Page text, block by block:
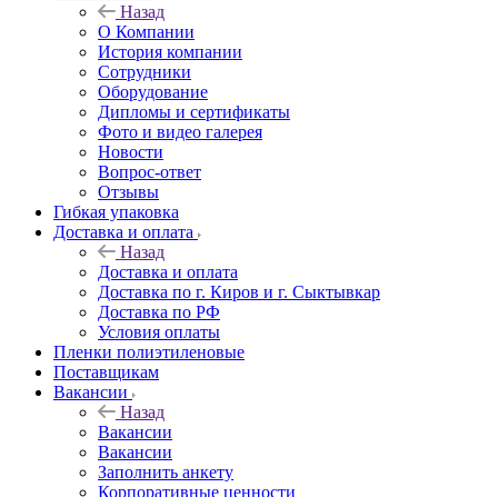
Назад
О Компании
История компании
Сотрудники
Оборудование
Дипломы и сертификаты
Фото и видео галерея
Новости
Вопрос-ответ
Отзывы
Гибкая упаковка
Доставка и оплата
Назад
Доставка и оплата
Доставка по г. Киров и г. Сыктывкар
Доставка по РФ
Условия оплаты
Пленки полиэтиленовые
Поставщикам
Вакансии
Назад
Вакансии
Вакансии
Заполнить анкету
Корпоративные ценности